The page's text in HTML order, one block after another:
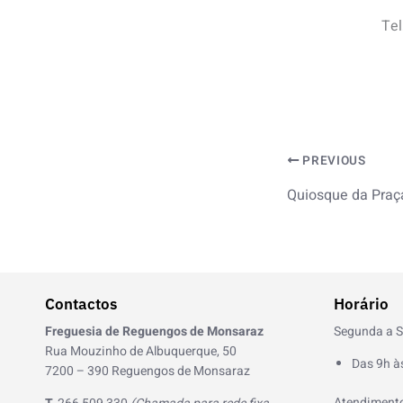
PREVIOUS
Quiosque da
Contactos
Freguesia de Reguengos de Monsaraz
Rua Mouzinho de Albuquerque, 50
7200 – 390 Reguengos de Monsaraz
Horário
Segunda a
Das 9h